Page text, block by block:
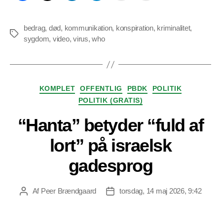
Tags
bedrag, død, kommunikation, konspiration, kriminalitet,
sygdom, video,virus,who
Kategorier
KOMPLET OFFENTLIG PBDK
POLITIK
POLITIK (GRATIS)
“Hanta” betyder “fuld af
lort” på israelsk
gadesprog
Indlægsforfatter
Af Peer Brændgaard Indlægsdato
torsdag, 14 maj 2026, 9:42